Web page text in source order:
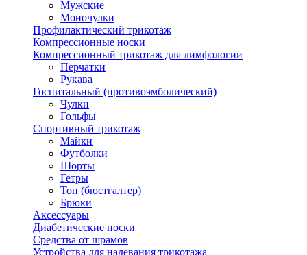
Мужские
Моночулки
Профилактический трикотаж
Компрессионные носки
Компрессионный трикотаж для лимфологии
Перчатки
Рукава
Госпитальный (противоэмболический)
Чулки
Гольфы
Спортивный трикотаж
Майки
Футболки
Шорты
Гетры
Топ (бюстгалтер)
Брюки
Аксессуары
Диабетические носки
Средства от шрамов
Устройства для надевания трикотажа